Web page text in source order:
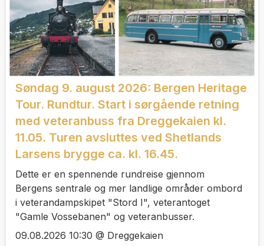
Søndag 9. august 2026: Bergen Heritage
Tour. Rundtur. Start i sørgående retning
med veteranbuss fra Dreggekaien kl.
11.05. Turen avsluttes ved Shetlands
Larsens brygge ca. kl. 16.45.
Dette er en spennende rundreise gjennom
Bergens sentrale og mer landlige områder ombord
i veterandampskipet "Stord I", veterantoget
"Gamle Vossebanen" og veteranbusser.
09.08.2026 10:30 @ Dreggekaien